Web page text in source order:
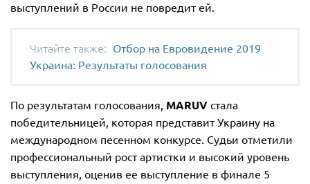
выступлений в России не повредит ей.
Отбор на Евровидение 2019
Украина: Результаты голосования
По результатам голосования, MARUV стала
победительницей, которая представит Украину на
международном песенном конкурсе. Судьи отметили
профессиональный рост артистки и высокий уровень
выступления, оценив ее выступление в финале 5